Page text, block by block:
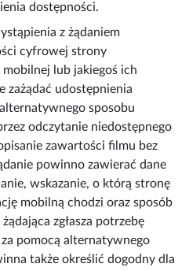
dostępności.
z żądaniem
cyfrowej strony
lub jakiegoś ich
zażądać udostępnienia
sposobu
odczytanie niedostępnego
zawartości filmu bez
powinno zawierać dane
wskazanie, o którą stronę
mobilną chodzi oraz sposób
zgłasza potrzebę
pomocą alternatywnego
także określić dogodny dla